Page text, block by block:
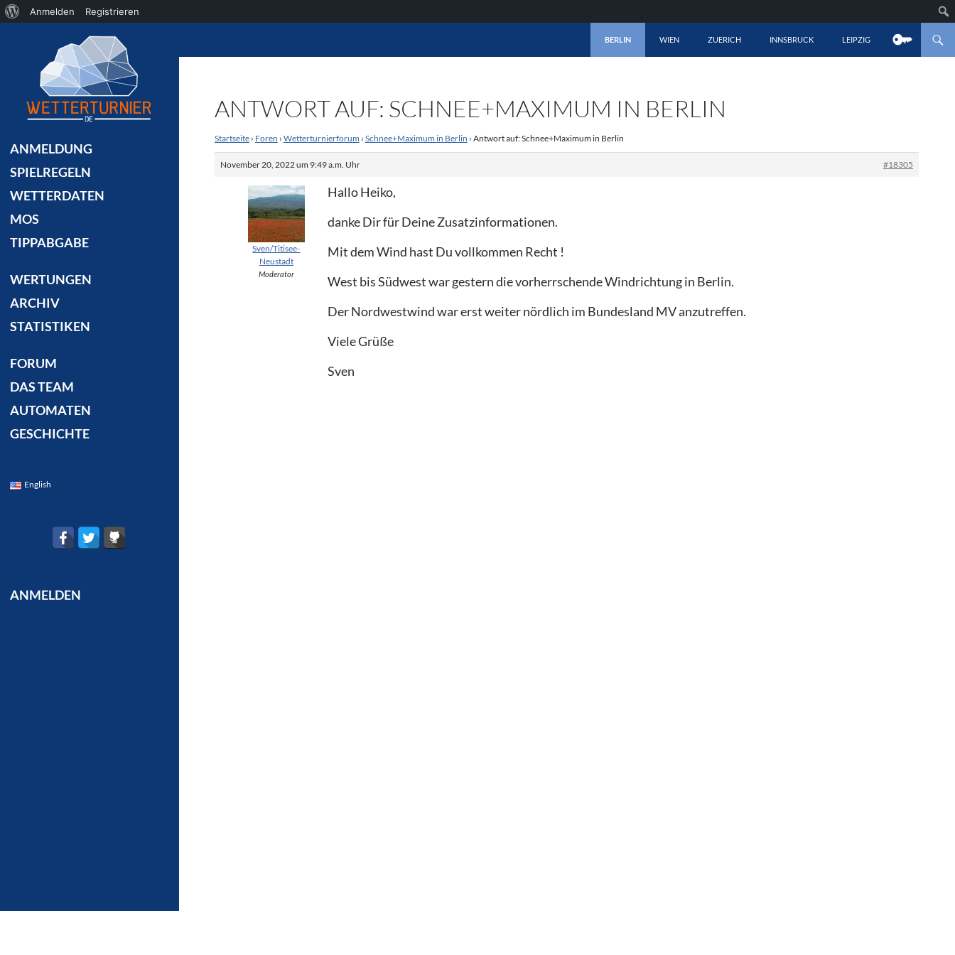
BERLIN
WIEN ZUERICH INNSBRUCK LEIPZIG
ANTWORT AUF: SCHNEE+MAXIMUM IN BERLIN
Startseite › Foren › Wetterturnierforum › Schnee+Maximum in Berlin › Antwort auf: Schnee+Maximum in Berlin
November 20, 2022 um 9:49 a.m. Uhr #18305
Sven/Titisee-
Neustadt
Moderator
Hallo Heiko,
danke Dir für Deine Zusatzinformationen.
Mit dem Wind hast Du vollkommen Recht !
West bis Südwest war gestern die vorherrschende Windrichtung in Berlin.
Der Nordwestwind war erst weiter nördlich im Bundesland MV anzutreffen.
Viele Grüße
Sven
ANMELDUNG
SPIELREGELN
WETTERDATEN
MOS
TIPPABGABE
WERTUNGEN
ARCHIV
STATISTIKEN
FORUM
DAS TEAM
AUTOMATEN
GESCHICHTE
English
ANMELDEN
Über
Anmelden Registrieren